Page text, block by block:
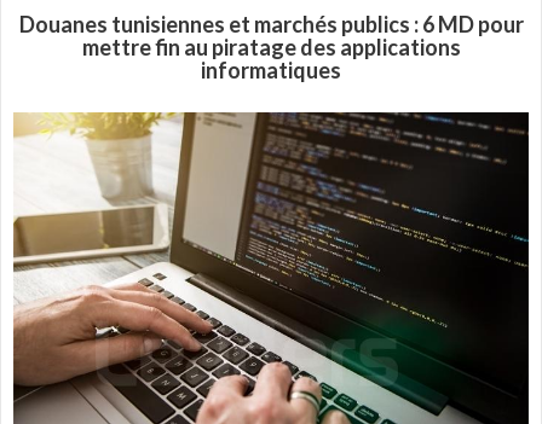
Douanes tunisiennes et marchés publics : 6 MD pour
mettre fin au piratage des applications
informatiques